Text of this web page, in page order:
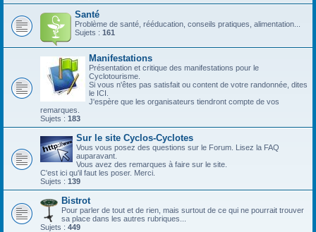
Santé
Problème de santé, rééducation, conseils pratiques, alimentation...
Sujets : 161
Manifestations
Présentation et critique des manifestations pour le
Cyclotourisme.
Si vous n'êtes pas satisfait ou content de votre randonnée, dites
le ICI.
J'espère que les organisateurs tiendront compte de vos
remarques.
Sujets : 183
Sur le site Cyclos-Cyclotes
Vous vous posez des questions sur le Forum. Lisez la FAQ
auparavant.
Vous avez des remarques à faire sur le site.
C'est ici qu'il faut les poser. Merci.
Sujets : 139
Bistrot
Pour parler de tout et de rien, mais surtout de ce qui ne pourrait trouver
sa place dans les autres rubriques...
Sujets : 449